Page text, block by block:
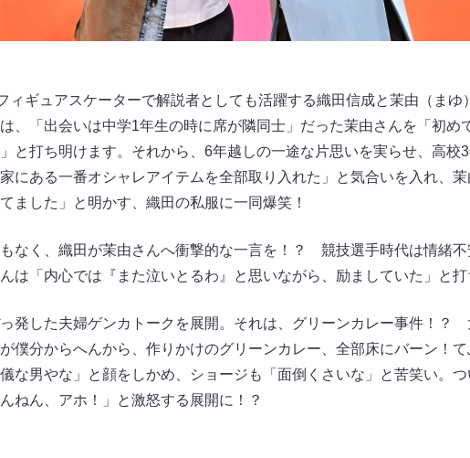
ィギュアスケーターで解説者としても活躍する織田信成と茉由（まゆ
、「出会いは中学1年生の時に席が隣同士」だった茉由さんを「初め
と打ち明けます。それから、6年越しの一途な片思いを実らせ、高校
にある一番オシャレアイテムを全部取り入れた」と気合いを入れ、
ました」と明かす、織田の私服に一同爆笑！
なく、織田が茉由さんへ衝撃的な一言を！？ 競技選手時代は情緒不
は「内心では『また泣いとるわ』と思いながら、励ましていた」と打
発した夫婦ゲンカトークを展開。それは、グリーンカレー事件！？
僕分からへんから、作りかけのグリーンカレー、全部床にバーン！
な男やな」と顔をしかめ、ショージも「面倒くさいな」と苦笑い。
ねん、アホ！」と激怒する展開に！？